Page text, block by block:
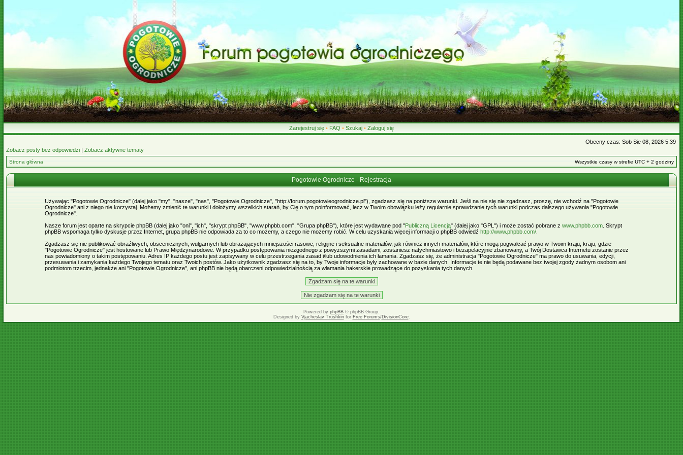
Zarejestruj się • FAQ • Szukaj • Zaloguj się
Obecny czas: Sob Sie 08, 2026 5:39
Zobacz posty bez odpowiedzi | Zobacz aktywne tematy
Strona główna Wszystkie czasy w strefie UTC + 2 godziny
Pogotowie Ogrodnicze - Rejestracja
Używając "Pogotowie Ogrodnicze" (dalej jako "my", "nasze", "nas", "Pogotowie Ogrodnicze", "http://forum.pogotowieogrodnicze.pl"), zgadzasz się na poniższe warunki. Jeśli na nie się nie zgadzasz, proszę, nie wchodź na "Pogotowie
Ogrodnicze" ani z niego nie korzystaj. Możemy zmienić te warunki i dołożymy wszelkich starań, by Cię o tym poinformować, lecz w Twoim obowiązku leży regularnie sprawdzanie tych warunki podczas dalszego używania "Pogotowie
Ogrodnicze".
Nasze forum jest oparte na skrypcie phpBB (dalej jako "oni", "ich", "skrypt phpBB", "www.phpbb.com", "Grupa phpBB"), które jest wydawane pod "Publiczną Licencją" (dalej jako "GPL") i może zostać pobrane z www.phpbb.com. Skrypt
phpBB wspomaga tylko dyskusje przez Internet, grupa phpBB nie odpowiada za to co możemy, a czego nie możemy robić. W celu uzyskania więcej informacji o phpBB odwiedź http://www.phpbb.com/.
Zgadzasz się nie publikować obraźliwych, obscenicznych, wulgarnych lub obrażających mniejszości rasowe, religijne i seksualne materiałów, jak również innych materiałów, które mogą pogwałcać prawo w Twoim kraju, kraju, gdzie
"Pogotowie Ogrodnicze" jest hostowane lub Prawo Międzynarodowe. W przypadku postępowania niezgodnego z powyższymi zasadami, zostaniesz natychmiastowo i bezapelacyjnie zbanowany, a Twój Dostawca Internetu zostanie przez
nas powiadomiony o takim postępowaniu. Adres IP każdego postu jest zapisywany w celu przestrzegania zasad i/lub udowodnienia ich łamania. Zgadzasz się, że administracja "Pogotowie Ogrodnicze" ma prawo do usuwania, edycji,
przesuwania i zamykania każdego Twojego tematu oraz Twoich postów. Jako użytkownik zgadzasz się na to, by Twoje informacje były zachowane w bazie danych. Informacje te nie będą podawane bez twojej zgody żadnym osobom ani
podmiotom trzecim, jednakże ani "Pogotowie Ogrodnicze", ani phpBB nie będą obarczeni odpowiedzialnością za włamania hakerskie prowadzące do pozyskania tych danych.
Powered by phpBB © phpBB Group.
Designed by Vjacheslav Trushkinfor Free Forums/DivisionCore.